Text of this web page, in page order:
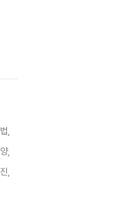
,
,
,